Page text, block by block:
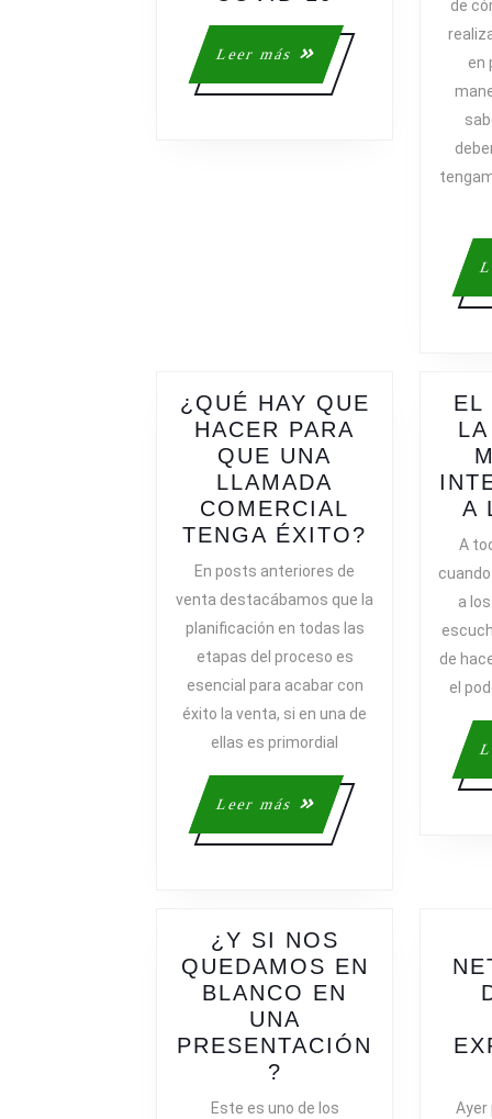
ESTRATEGIA
DE
DE
Leer más
Leer
más
de
en
¿QUÉ HAY QUE
HACER PARA
QUE UNA
LLAMADA
COMERCIAL
TENGA ÉXITO?
HACER
LLAMADA
En posts anteriores de
venta destacábamos que la
planificación en todas las
etapas del proceso es
esencial para acabar con
éxito la venta, si en una de
ellas es primordial
Leer más
Leer
más
EL
A
A
a
de
el
¿Y SI NOS
QUEDAMOS EN
BLANCO EN
UNA
PRESENTACIÓN
?
SI
Este es uno de los
Ayer